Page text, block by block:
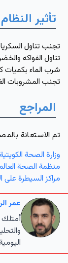
تأثير
تجنب تناول
تناول الفواكه
شرب الماء بكميات
تجنب المشروبات
المراجع
تم الاستعانة
وزارة الصحة الكويتية
منظمة الصحة
مراكز السيطرة على
عمر